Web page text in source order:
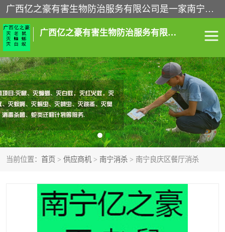
广西亿之豪有害生物防治服务有限公司是一家南宁灭鼠公司、灭蟑螂公司，南宁杀虫公司，南宁除虫公司，南宁灭跳蚤公司，南宁灭白蚁公司，南宁除四害公司,广西亿之豪有害生物防治服务有限公司专业灭蟑螂,除臭虫,其他害虫,服务上门,安全环保,售后保障,一次消杀，竭诚为您服务.
广西亿之豪有害生物防治服务有限公司
当前位置： 首页 > 供应商机 > 南宁消杀 > 南宁良庆区餐厅消杀
南宁灭白蚁 南宁灭老鼠
南宁灭蟑螂 南宁杀虫
南宁除四害 南宁消杀
南宁除虫公司